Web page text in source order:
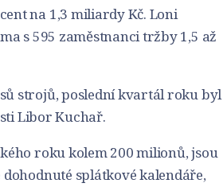
na 1,3 miliardy Kč. Loni
s 595 zaměstnanci tržby 1,5 až
strojů, poslední kvartál roku byl
Libor Kuchař.
roku kolem 200 milionů, jsou
splátkové kalendáře,